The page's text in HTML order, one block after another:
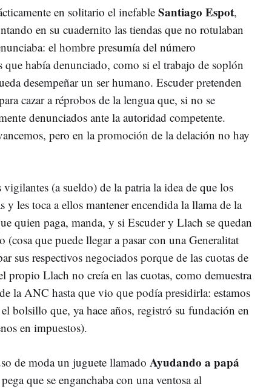
en solitario el inefable Santiago Espot,
en su cuadernito las tiendas que no rotulaban
el hombre presumía del número
que había denunciado, como si el trabajo de soplón
desempeñar un ser humano. Escuder pretenden
cazar a réprobos de la lengua que, si no se
denunciados ante la autoridad competente.
pero en la promoción de la delación no hay
(a sueldo) de la patria la idea de que los
y les toca a ellos mantener encendida la llama de la
quien paga, manda, y si Escuder y Llach se quedan
que puede llegar a pasar con una Generalitat
sus respectivos negociados porque de las cuotas de
propio Llach no creía en las cuotas, como demuestra
la ANC hasta que vio que podía presidirla: estamos
bolsillo que, ya hace años, registró su fundación en
en impuestos).
de moda un juguete llamado Ayudando a papá
que se enganchaba con una ventosa al